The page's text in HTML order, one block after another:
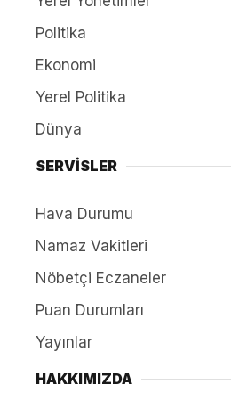
Politika
Ekonomi
Yerel Politika
Dünya
SERVİSLER
Hava Durumu
Namaz Vakitleri
Nöbetçi Eczaneler
Puan Durumları
Yayınlar
HAKKIMIZDA